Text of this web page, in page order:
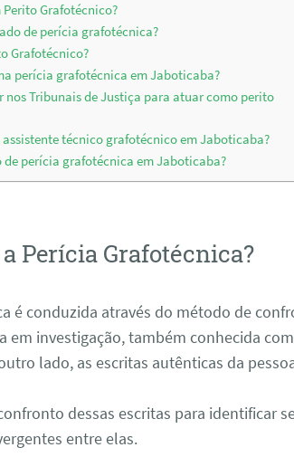
Grafotécnico?
de perícia grafotécnica?
Grafotécnico?
perícia grafotécnica em Jaboticaba?
nos Tribunais de Justiça para atuar como perito
técnico grafotécnico em Jaboticaba?
de perícia grafotécnica em Jaboticaba?
Perícia Grafotécnica?
é conduzida através do método de
em investigação, também conhecida
lado, as escritas autênticas da
dessas escritas para identificar
entre elas.